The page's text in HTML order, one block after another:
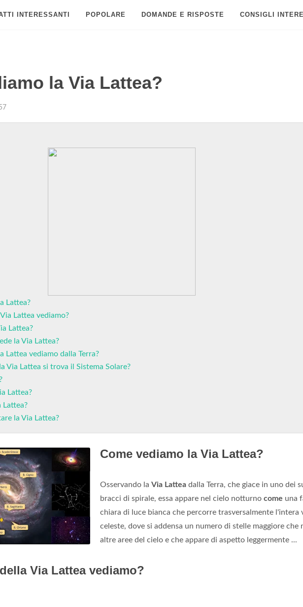
INTERESSANTI POPOLARE DOMANDE E RISPOSTE CONSIGLI
la Via Lattea?
Lattea?
Lattea vediamo?
Lattea?
la Via Lattea?
Lattea vediamo dalla Terra?
Via Lattea si trova il Sistema Solare?
Lattea?
Lattea?
la Via Lattea?
Come vediamo la Via Lattea?
Osservando la Via Lattea dalla Terra, che giace in uno dei
bracci di spirale, essa appare nel cielo notturno come una
chiara di luce bianca che percorre trasversalmente l'intera
celeste, dove si addensa un numero di stelle maggiore che
altre aree del cielo e che appare di aspetto leggermente ...
Via Lattea vediamo?